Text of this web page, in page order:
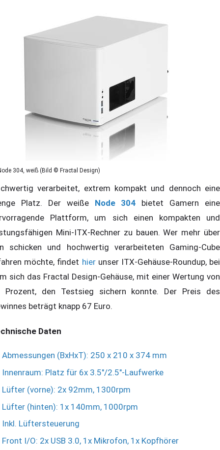
304, weiß (Bild © Fractal Design)
verarbeitet, extrem kompakt und dennoch eine
Platz. Der weiße Node 304 bietet Gamern eine
Plattform, um sich einen kompakten und
Mini-ITX-Rechner zu bauen. Wer mehr über
schicken und hochwertig verarbeiteten Gaming-Cube
möchte, findet hierunser ITX-Gehäuse-Roundup, bei
sich das Fractal Design-Gehäuse, mit einer Wertung von
Prozent, den Testsieg sichern konnte. Der Preis des
beträgt knapp 67 Euro.
Daten
Abmessungen (BxHxT): 250 x 210 x 374 mm
Innenraum: Platz für 6x 3.5"/2.5"-Laufwerke
Lüfter (vorne): 2x 92mm, 1300rpm
Lüfter (hinten): 1x 140mm, 1000rpm
Inkl. Lüftersteuerung
Front I/O: 2x USB 3.0, 1x Mikrofon, 1x Kopfhörer